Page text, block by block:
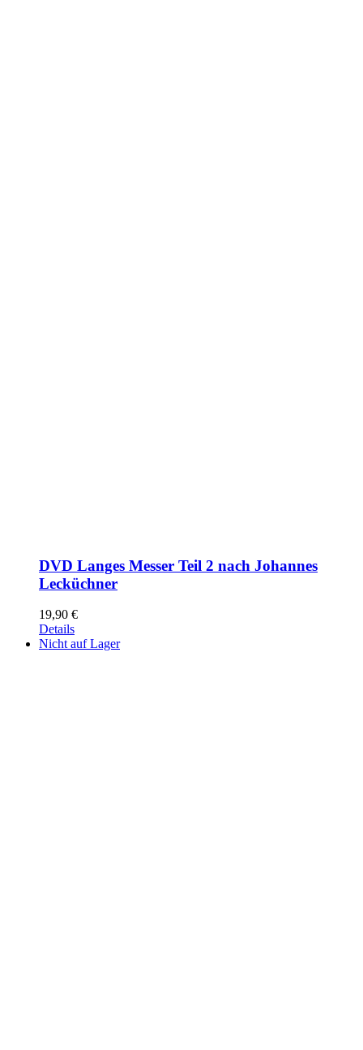
DVD Langes Messer Teil 2 nach Johannes
Lecküchner
19,90 €
Details
Nicht auf Lager